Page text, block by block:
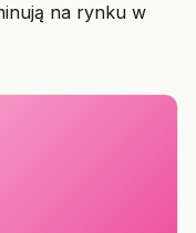
na rynku w